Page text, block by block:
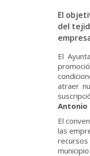
El
del
El
atraer
Antonio
El
las